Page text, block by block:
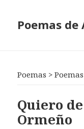
Poemas
Poemas >
Quiero
Ormeño